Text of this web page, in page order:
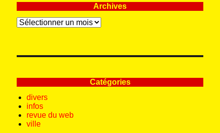
Archives
Archives
Catégories
divers
infos
revue du web
ville